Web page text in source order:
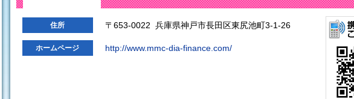
住所 〒653-0022 兵庫県神戸市長田区東尻池町3-1-26
ホームページ http://www.mmc-dia-finance.com/